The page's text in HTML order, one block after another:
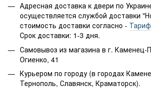
Адресная доставка к двери по
осуществляется службой доставки
стоимость доставки согласно -
Срок доставки: 1-3 дня.
Самовывоз из магазина в г. Каменец-
Огиенко, 41
Курьером по городу (в городах
Тернополь, Славянск, Краматорск).